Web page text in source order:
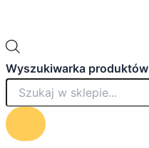
Wyszukiwarka produktów